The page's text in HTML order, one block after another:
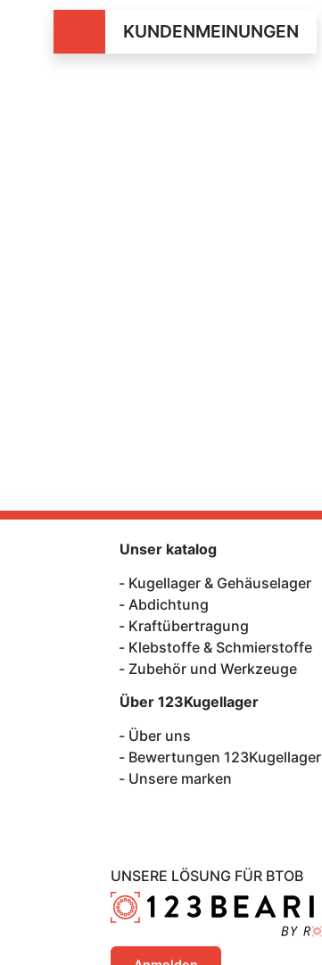
KUNDENMEINUNGEN
UNSERE LÖSUNG FÜR BTOB
Unser katalog
Kugellager & Gehäuselager
Abdichtung
Kraftübertragung
Klebstoffe & Schmierstoffe
Zubehör und Werkzeuge
Über 123Kugellager
Über uns
Bewertungen 123Kugellager
Unsere marken